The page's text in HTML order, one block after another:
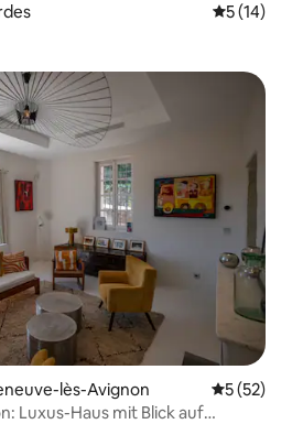
5 (14)
lès-Avignon
5 (52)
Luxus-Haus mit Blick auf